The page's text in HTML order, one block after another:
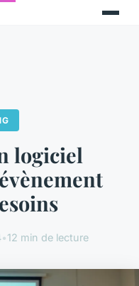
logiciel
•12 min de lecture